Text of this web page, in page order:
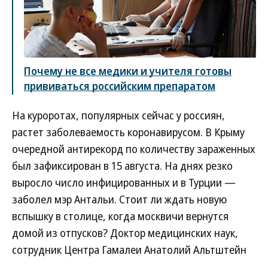
Почему не все медики и учителя готовы
прививаться российским препаратом
На куроротах, популярных сейчас у россиян,
растет заболеваемость коронавирусом. В Крыму
очередной антирекорд по количеству зараженных
был зафиксирован в 15 августа. На днях резко
выросло число инфицированных и в Турции —
заболел мэр Антальи. Стоит ли ждать новую
вспышку в столице, когда москвичи вернутся
домой из отпусков? Доктор медицинских наук,
сотрудник Центра Гамалеи Анатолий Альтштейн